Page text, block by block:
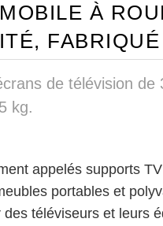
À
de télévision de
kg.
appelés supports
portables et
téléviseurs et leurs